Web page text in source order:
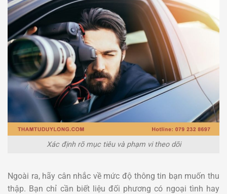
Xác định rõ mục tiêu và phạm vi theo dõi
Ngoài ra, hãy cân nhắc về mức độ thông tin bạn muốn thu
thập. Bạn chỉ cần biết liệu đối phương có ngoại tình hay